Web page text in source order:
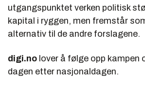
utgangspunktet verken politisk
kapital i ryggen, men fremstår
alternativ til de andre forslagene.
digi.no lover å følge opp kampen
dagen etter nasjonaldagen.